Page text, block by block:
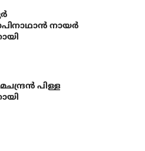
നായര്‍
പിള്ള